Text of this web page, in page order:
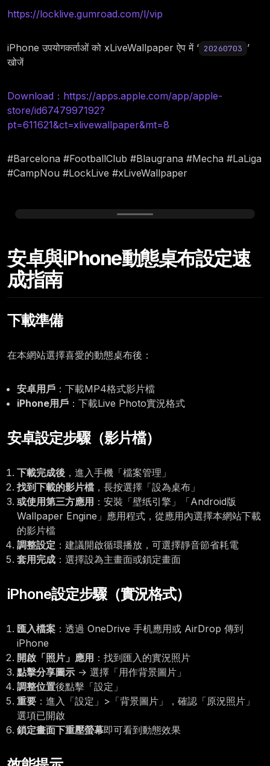
https://locklive.gumroad.com/l/vip
iPhone उपयोगकर्ताओं को xLiveWallpaper ऐप में ‘ 20260703 ’
खोजें
Download：https://apps.apple.com/app/apple-
store/id6747997192?
pt=611621&ct=xlivewallpaper&mt=8
#Barcelona #FootballClub #Blaugrana #Mecha #LaLiga
#CampNou #LockLive #xLiveWallpaper
Friday, July 03
12:00
安卓與iPhone動態桌布設定速
成指南
下載準備
在本網站選擇喜愛的動態桌布後：
安卓用戶 ：下載MP4格式影片檔
iPhone用戶 ：下載Live Photo實況格式
安卓設定步驟（影片檔）
下載完成後 ，進入手機「檔案管理」
找到下載的影片檔 ，長按選擇「設為桌布」
或使用第三方應用 ：安裝「壁纸引擎」「Android版
Wallpaper Engine」應用程式，從應用內選擇本網站下載
的影片檔
調整設定 ：建議開啟循環播放，可選擇靜音節省耗電
套用完成 ：選擇設為主畫面或鎖定畫面
iPhone設定步驟（實況格式）
匯入檔案 ：透過 OneDrive 手机應用或 AirDrop 傳到
iPhone
開啟「照片」應用 ：找到匯入的實況照片
點擊分享圖示 → 選擇「用作背景圖片」
調整位置後點擊「設定」
重要 ：進入「設定」>「背景圖片」，確認「原況照片」
選項已開啟
鎖定畫面下重壓螢幕即可看到動態效果